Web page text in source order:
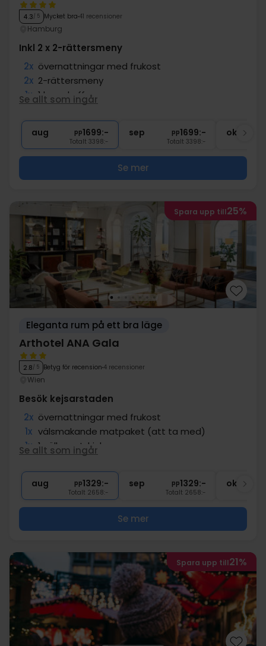
4.3/ 5 Mycket bra 41 recensioner
Hamburg
Inkl 2 x 2-rättersmeny
2x övernattningar med frukost
2x 2-rättersmeny
1x 1 kopp kaffe
1 välkomstdrink
∞ Badrock och tofflor på rummet
Se allt som ingår
aug pp1699:-
Totalt 3398:-
sep pp1699:-
Totalt 3398:-
okt
Se mer
Spara upp till25%
Eleganta rum på ett bra läge
Arthotel ANA Gala
2.8/ 5 Betyg för recension 4 recensioner
Wien
Besök kejsarstaden
2x övernattningar med frukost
1x välsmakande matpaket (att ta med)
1x 1 välkomstdrink
Sen utcheckning
∞ Gratis kaffe/te under vistelsen
Se allt som ingår
aug pp1329:-
Totalt 2658:-
sep pp1329:-
Totalt 2658:-
okt
Se mer
Spara upp till21%